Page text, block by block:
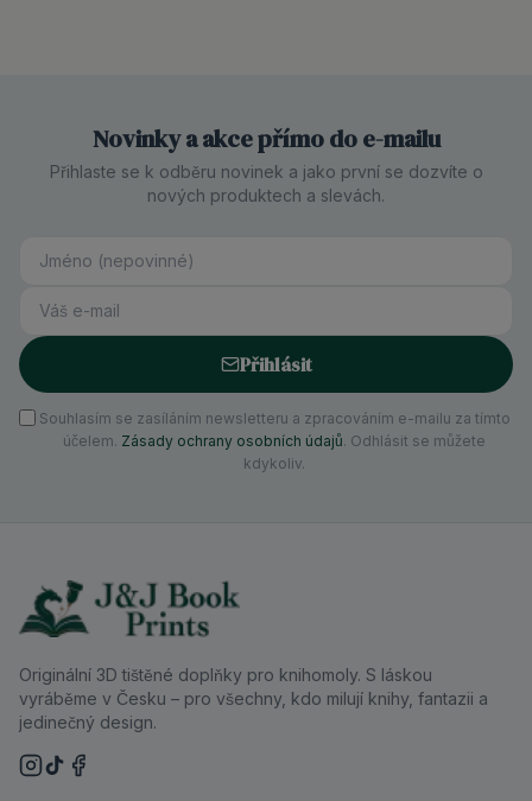
Novinky a akce přímo do e-mailu
Přihlaste se k odběru novinek a jako první se dozvíte o
nových produktech a slevách.
Přihlásit
Souhlasím se zasíláním newsletteru a zpracováním e-mailu za tímto
účelem. Zásady ochrany osobních údajů. Odhlásit se můžete
kdykoliv.
Originální 3D tištěné doplňky pro knihomoly. S láskou
vyráběme v Česku – pro všechny, kdo milují knihy, fantazii a
jedinečný design.